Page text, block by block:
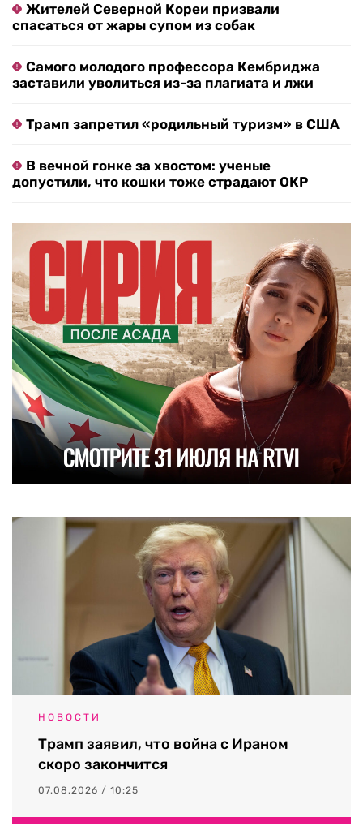
Жителей Северной Кореи призвали
спасаться от жары супом из собак
Самого молодого профессора Кембриджа
заставили уволиться из-за плагиата и лжи
Трамп запретил «родильный туризм» в США
В вечной гонке за хвостом: ученые
допустили, что кошки тоже страдают ОКР
НОВОСТИ
Трамп заявил, что война с Ираном
скоро закончится
07.08.2026 / 10:25